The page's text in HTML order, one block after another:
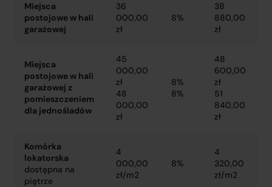
Miejsca
postojowe w hali
garażowej
36
000,00
zł
8%
38
880,00
zł
Miejsca
postojowe w hali
garażowej z
pomieszczeniem
dla jednośladów
45
000,00
zł
48
000,00
zł
8%
8%
48
600,00
zł
51
840,00
zł
Komórka
lokatorska
dostępna na
piętrze
4
000,00
zł/m2
8%
4
320,00
zł/m2